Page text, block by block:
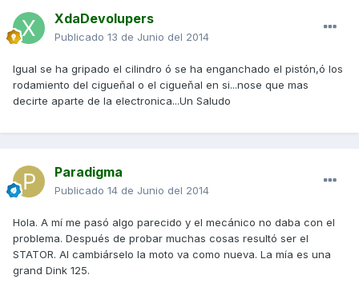
XdaDevolupers
Publicado 13 de Junio del 2014
Igual se ha gripado el cilindro ó se ha enganchado el pistón,ó los
rodamiento del cigueňal o el cigueňal en si...nose que mas
decirte aparte de la electronica...Un Saludo
Paradigma
Publicado 14 de Junio del 2014
Hola. A mí me pasó algo parecido y el mecánico no daba con el
problema. Después de probar muchas cosas resultó ser el
STATOR. Al cambiárselo la moto va como nueva. La mía es una
grand Dink 125.